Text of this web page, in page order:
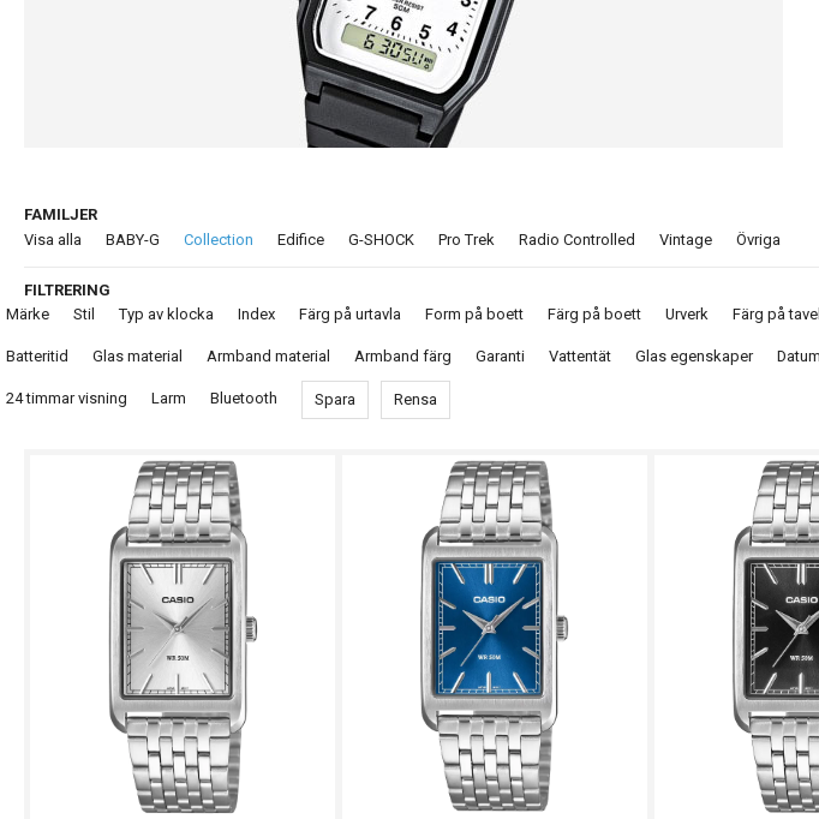
FAMILJER
Visa alla
BABY-G Collection Edifice G-SHOCK Pro Trek Radio Controlled Vintage Övriga
FILTRERING
Märke
Stil Typ av klocka Index Färg på urtavla Form på boett Färg på boett Urverk Färg på
Batteritid Glas material Armband material Armband färg Garanti Vattentät Glas egenskaper Datum
24 timmar visning Larm Bluetooth Spara Rensa